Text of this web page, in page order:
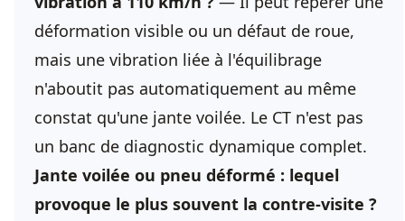
déformation visible ou un défaut de roue,
mais une vibration liée à l'équilibrage
n'aboutit pas automatiquement au même
constat qu'une jante voilée. Le CT n'est pas
un banc de diagnostic dynamique complet.
Jante voilée ou pneu déformé : lequel
provoque le plus souvent la contre-visite ?